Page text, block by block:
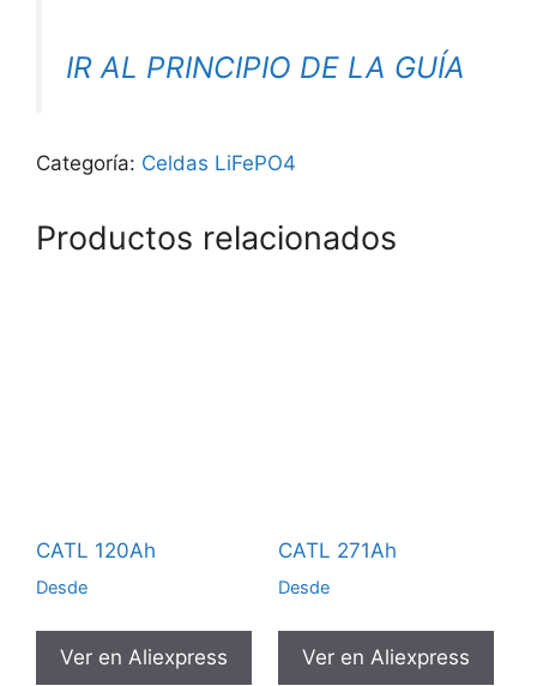
IR AL PRINCIPIO DE LA GUÍA
Categoría: Celdas LiFePO4
Productos relacionados
CATL 120Ah
Desde
Ver en Aliexpress
CATL 271Ah
Desde
Ver en Aliexpress